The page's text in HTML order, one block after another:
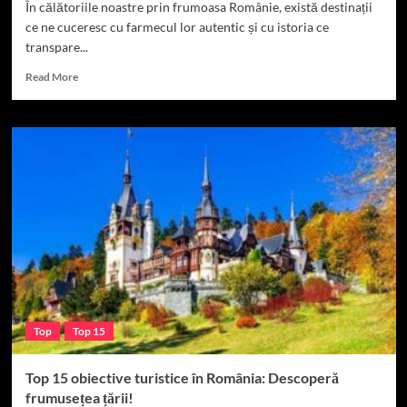
În călătoriile noastre prin frumoasa Românie, există destinații
ce ne cuceresc cu farmecul lor autentic și cu istoria ce
transpare...
Read MoreRead
Top
Sighișoara
Top Top 15
Top 15 obiective turistice în România: Descoperă
frumusețea țării!